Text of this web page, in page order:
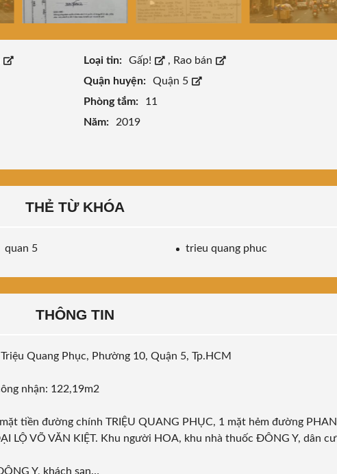
Loại tin: Gấp! , Rao bán
Quận huyện:
Quận 5
Phòng tắm:
11
Năm:
2019
THẺ TỪ KHÓA
quan 5 trieu quang phuc
THÔNG TIN
Quang Phục, Phường 10, Quận 5, Tp.HCM
nhận: 122,19m2
tiền đường chính TRIỆU QUANG PHỤC, 1 mặt hẻm đường PHAN
LỘ VÕ VĂN KIỆT. Khu người HOA, khu nhà thuốc ĐÔNG Y, dân cư
Y, khách sạn…